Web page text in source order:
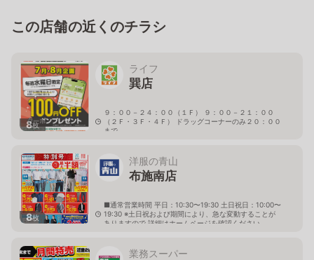
この店舗の近くのチラシ
8枚
ライフ
巽店
９：００－２４：００（１Ｆ） ９：００－２１：００
（２Ｆ・３Ｆ・４Ｆ） ドラッグコーナーのみ２０：００
まで
8枚
洋服の青山
布施南店
■通常営業時間 平日：10:30〜19:30 土日祝日：10:00〜
19:30 ※土日祝および期間により、急な変動することが
ありますので 詳細はホームページを確認ください
業務スーパー